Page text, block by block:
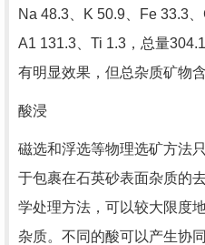
Na 48.3、K 50.9、Fe 33.3
A1 131.3、Ti 1.3，总量
有明显效果，但总杂质矿物
酸浸
磁选和浮选等物理选矿方法
于包裹在石英砂表面杂质的
学处理方法，可以较大限度
杂质。不同的酸可以产生协